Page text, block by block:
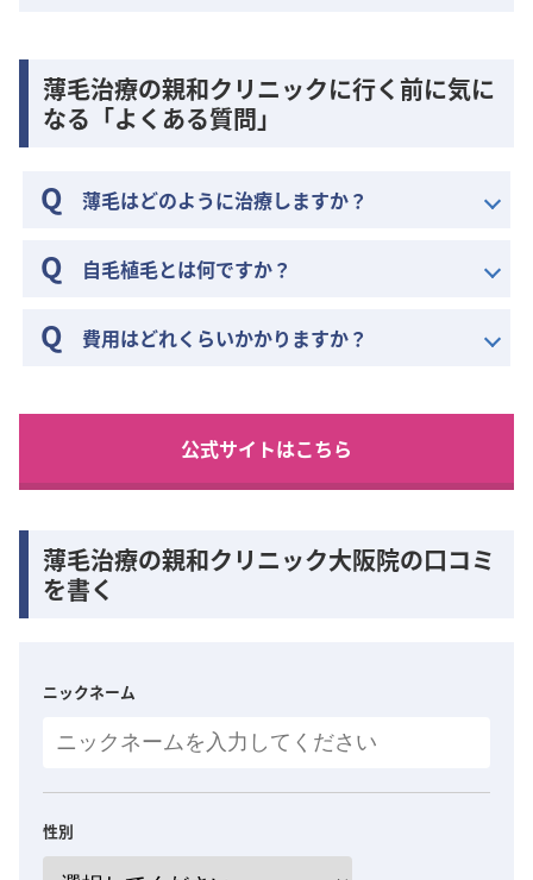
薄毛治療の親和クリニックに行く前に気に
なる「よくある質問」
薄毛はどのように治療しますか？
自毛植毛とは何ですか？
費用はどれくらいかかりますか？
公式サイトはこちら
薄毛治療の親和クリニック大阪院の口コミ
を書く
ニックネーム
性別